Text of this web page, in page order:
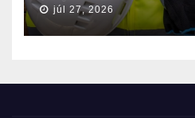
júl 27, 2026